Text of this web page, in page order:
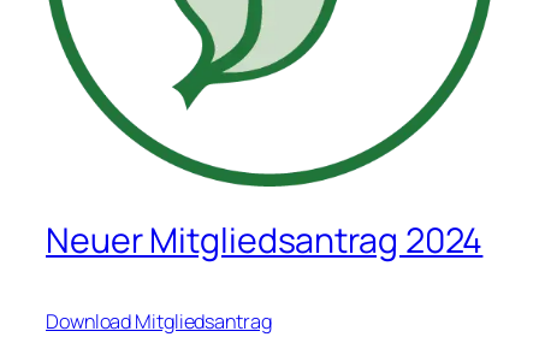
Neuer Mitgliedsantrag 2024
Download Mitgliedsantrag